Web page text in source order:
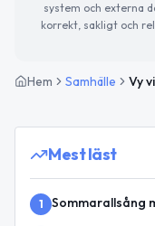
system och externa
korrekt, sakligt och
Hem Samhälle
Mest läst
1 Sommarallsång